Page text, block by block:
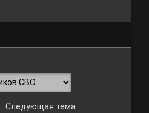
Следующая тема